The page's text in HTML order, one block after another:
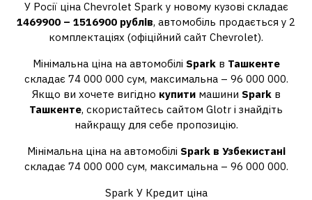
У Росії ціна Chevrolet Spark у новому кузові складає
1469900 – 1516900 рублів, автомобіль продається у 2
комплектаціях (офіційний сайт Chevrolet).
Мінімальна ціна на автомобілі Sparkв Ташкенте
складає 74 000 000 сум, максимальна – 96 000 000.
Якщо ви хочете вигідно купитимашини Sparkв
Ташкенте, скористайтесь сайтом Glotr і знайдіть
найкращу для себе пропозицію.
Мінімальна ціна на автомобілі Spark в Узбекистані
складає 74 000 000 сум, максимальна – 96 000 000.
Spark У Кредит ціна